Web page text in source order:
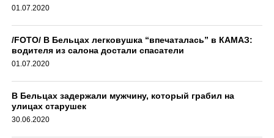
01.07.2020
/FOTO/ В Бельцах легковушка “впечаталась” в КАМАЗ:
водителя из салона достали спасатели
01.07.2020
В Бельцах задержали мужчину, который грабил на
улицах старушек
30.06.2020